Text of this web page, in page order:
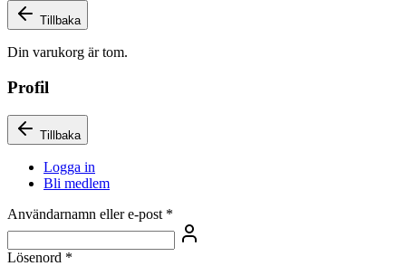
Tillbaka
Din varukorg är tom.
Profil
Tillbaka
Logga in
Bli medlem
Användarnamn eller e-post *
Lösenord *